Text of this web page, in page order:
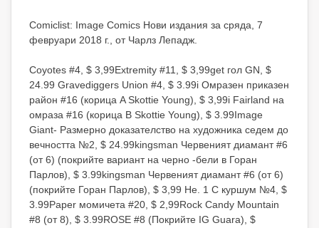
Comiclist: Image Comics Нови издания за сряда, 7
февруари 2018 г., от Чарлз Лепадж.
Coyotes #4, $ 3,99Extremity #11, $ 3,99get гол GN, $
24.99 Gravediggers Union #4, $ 3.99i Омразен приказен
район #16 (корица A Skottie Young), $ 3,99i Fairland на
омраза #16 (корица B Skottie Young), $ 3.99Image
Giant- Размерно доказателство на художника седем до
вечността №2, $ 24.99kingsman Червеният диамант #6
(от 6) (покрийте вариант на черно -бели в Горан
Парлов), $ 3.99kingsman Червеният диамант #6 (от 6)
(покрийте Горан Парлов), $ 3,99 Не. 1 С куршум №4, $
3.99Paper момичета #20, $ 2,99Rock Candy Mountain
#8 (от 8), $ 3.99ROSE #8 (Покрийте IG Guara), $